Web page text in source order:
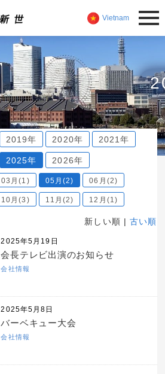
Vietnam
2019年 2020年 2021年
2025年 2026年
03月(1) 05月(2) 06月(2)
10月(3) 11月(2) 12月(1)
新しい順 |古い順
2025年5月19日
会長テレビ出演のお知らせ
会社情報
2025年5月8日
バーベキュー大会
会社情報